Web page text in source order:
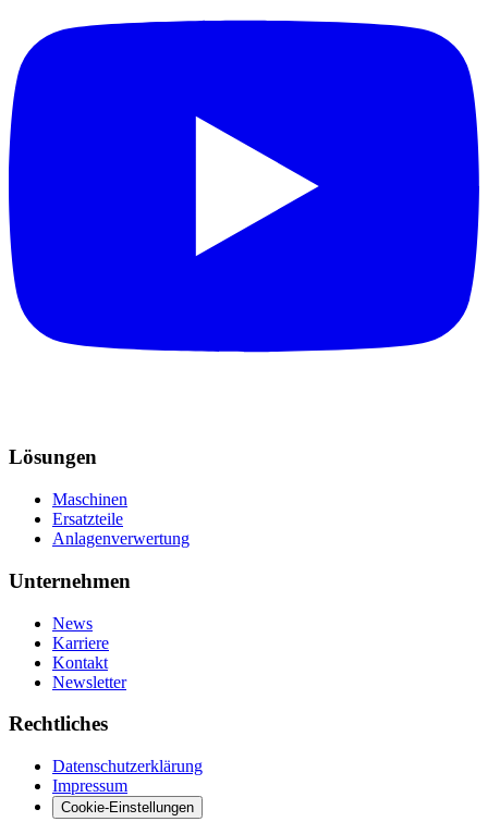
Lösungen
Maschinen
Ersatzteile
Anlagenverwertung
Unternehmen
News
Karriere
Kontakt
Newsletter
Rechtliches
Datenschutzerklärung
Impressum
Cookie-Einstellungen